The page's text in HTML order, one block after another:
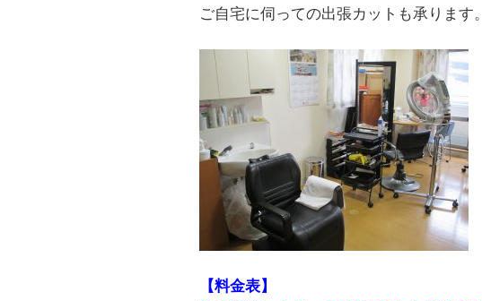
ご自宅に伺っての出張カットも承ります。
【料金表】